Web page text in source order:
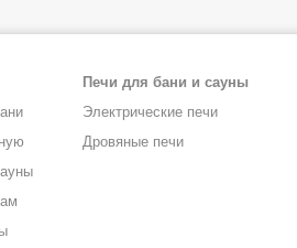
Печи для бани и сауны
Электрические печи
Дровяные печи